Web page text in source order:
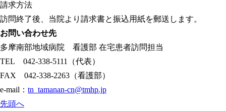
請求方法
訪問終了後、当院より請求書と振込用紙を郵送します。
お問い合わせ先
多摩南部地域病院 看護部 在宅患者訪問担当
TEL 042-338-5111（代表）
FAX 042-338-2263（看護部）
e-mail： tn_tamanan-cn@tmhp.jp
先頭へ